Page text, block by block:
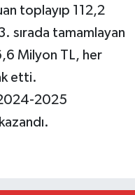
toplayıp 112,2
sırada tamamlayan
Milyon TL, her
etti.
2024-2025